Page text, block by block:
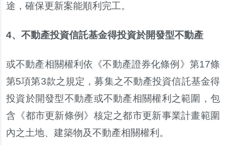
途 ， 確保更新案能順利完工。
4、 不動產投資信託基金得投資於開發型不動產
或不動產相關權利依 《不動產證券化條例 》 第17條
第5項第3款之規定 ，募集之不動產投資信託基金得
投資於開發型不動產或不動產相關權利之範圍 ，包
含 《都市更新條例 》 核定之都市更新事業計畫範圍
內之土地、 建築物及不動產相關權利 。